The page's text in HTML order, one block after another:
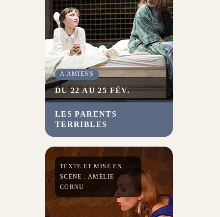
LES PARENTS
TERRIBLES
À AMIENS
DU 22 AU 25 FÉV.
Christophe Perton adapte et
met en scène le vaudeville
diabolique de Jean Cocteau.
Avec notamment Charles
Berling et Muriel Mayette-
Holtz.
TEXTE ET MISE EN
SCÈNE : AMÉLIE
CORNU